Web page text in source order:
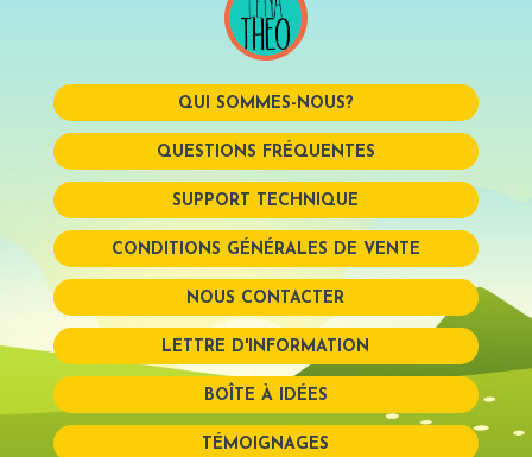
Mémoriser
Mot de passe perdu?
QUI SOMMES-NOUS?
QUESTIONS FRÉQUENTES
SUPPORT TECHNIQUE
CONDITIONS GÉNÉRALES DE VENTE
NOUS CONTACTER
LETTRE D'INFORMATION
BOÎTE À IDÉES
TÉMOIGNAGES